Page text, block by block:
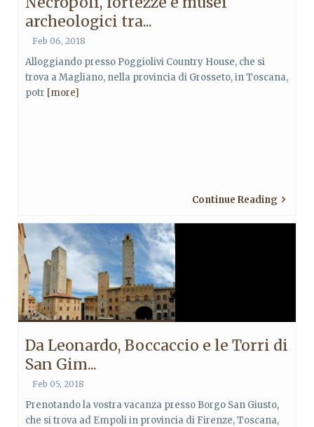
archeologici tra...
Feb 06, 2018
Alloggiando presso Poggiolivi Country House, che si
trova a Magliano, nella provincia di Grosseto, in Toscana,
potr [more]
Continue Reading
Da Leonardo, Boccaccio e le Torri di
San Gim...
Feb 05, 2018
Prenotando la vostra vacanza presso Borgo San Giusto,
che si trova ad Empoli in provincia di Firenze, Toscana,